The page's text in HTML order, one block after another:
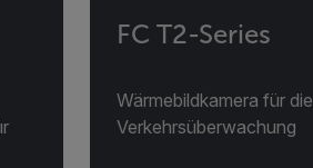
FC T2-Series
Wärmebildkamera für die
Verkehrsüberwachung